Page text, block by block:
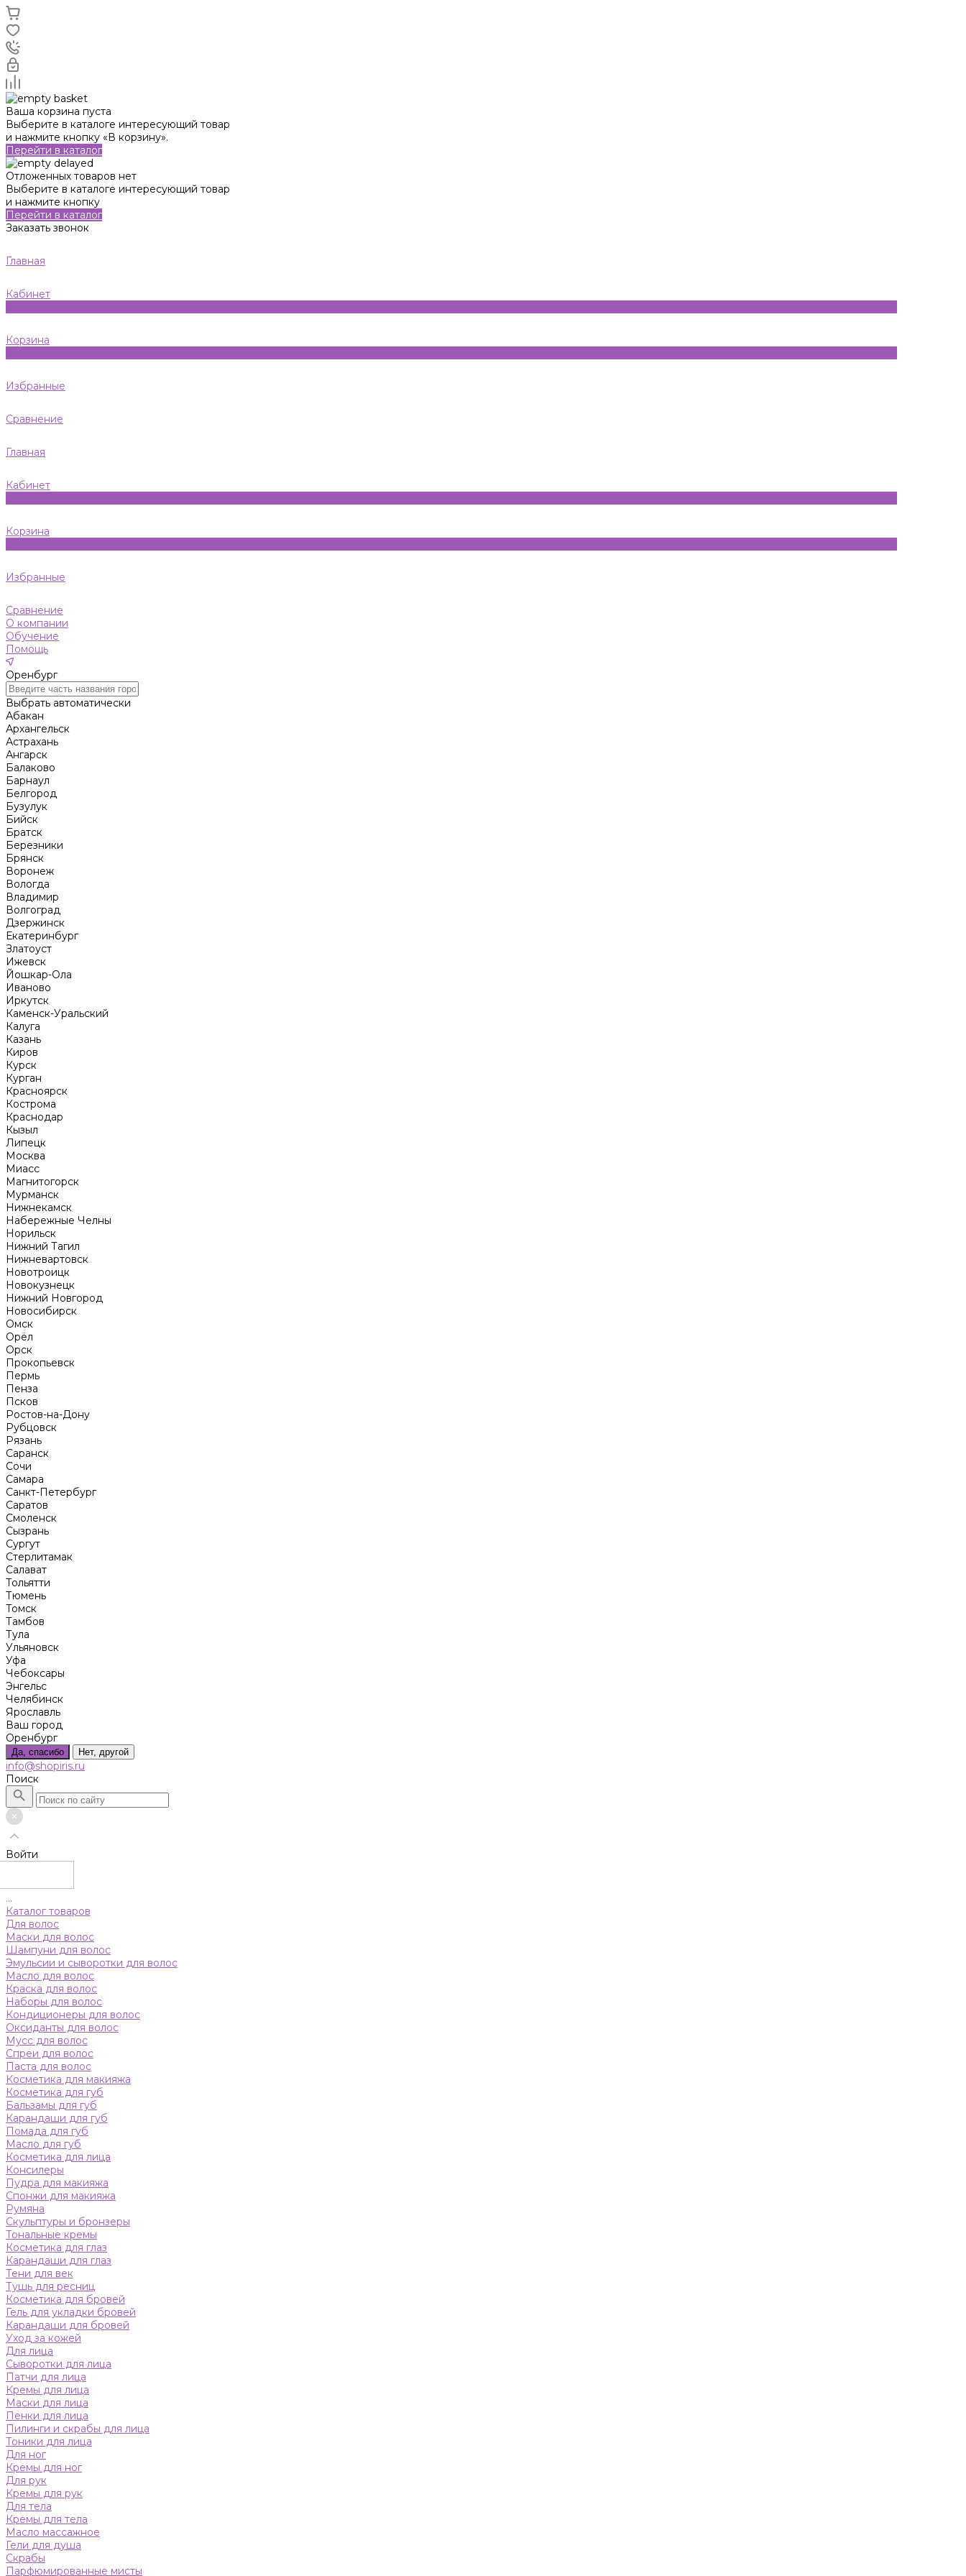
Ваша корзина пуста
Выберите в каталоге интересующий товар
и нажмите кнопку «В корзину».
Перейти в каталог
Отложенных товаров нет
Выберите в каталоге интересующий товар
и нажмите кнопку
Перейти в каталог
Заказать звонок
Главная
Кабинет
Корзина
Избранные
Сравнение
Главная
Кабинет
Корзина
Избранные
Сравнение
О компании
Обучение
Помощь
Оренбург
Выбрать автоматически
Абакан
Архангельск
Астрахань
Ангарск
Балаково
Барнаул
Белгород
Бузулук
Бийск
Братск
Березники
Брянск
Воронеж
Вологда
Владимир
Волгоград
Дзержинск
Екатеринбург
Златоуст
Ижевск
Йошкар-Ола
Иваново
Иркутск
Каменск-Уральский
Калуга
Казань
Киров
Курск
Курган
Красноярск
Кострома
Краснодар
Кызыл
Липецк
Москва
Миасс
Магнитогорск
Мурманск
Нижнекамск
Набережные Челны
Норильск
Нижний Тагил
Нижневартовск
Новотроицк
Новокузнецк
Нижний Новгород
Новосибирск
Омск
Орёл
Орск
Прокопьевск
Пермь
Пенза
Псков
Ростов-на-Дону
Рубцовск
Рязань
Саранск
Сочи
Самара
Санкт-Петербург
Саратов
Смоленск
Сызрань
Сургут
Стерлитамак
Салават
Тольятти
Тюмень
Томск
Тамбов
Тула
Ульяновск
Уфа
Чебоксары
Энгельс
Челябинск
Ярославль
Ваш город
Оренбург
Да, спасибо Нет, другой
info@shopiris.ru
Поиск
Войти
...
Каталог товаров
Для волос
Маски для волос
Шампуни для волос
Эмульсии и сыворотки для волос
Масло для волос
Краска для волос
Наборы для волос
Кондиционеры для волос
Оксиданты для волос
Мусс для волос
Спреи для волос
Паста для волос
Косметика для макияжа
Косметика для губ
Бальзамы для губ
Карандаши для губ
Помада для губ
Масло для губ
Косметика для лица
Консилеры
Пудра для макияжа
Спонжи для макияжа
Румяна
Скульптуры и бронзеры
Тональные кремы
Косметика для глаз
Карандаши для глаз
Тени для век
Тушь для ресниц
Косметика для бровей
Гель для укладки бровей
Карандаши для бровей
Уход за кожей
Для лица
Сыворотки для лица
Патчи для лица
Кремы для лица
Маски для лица
Пенки для лица
Пилинги и скрабы для лица
Тоники для лица
Для ног
Кремы для ног
Для рук
Кремы для рук
Для тела
Кремы для тела
Масло массажное
Гели для душа
Скрабы
Парфюмированные мисты